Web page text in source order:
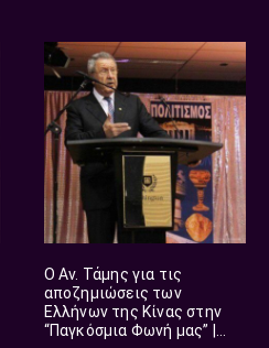
Ο Αν. Τάμης για τις
αποζημιώσεις των
Ελλήνων της Κίνας στην
“Παγκόσμια Φωνή μας” |